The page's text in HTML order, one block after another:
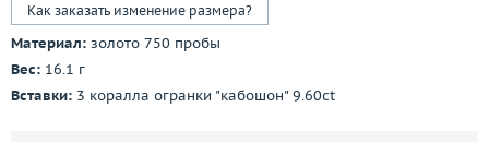
Как заказать изменение размера?
Материал: золото 750 пробы
Вес: 16.1 г
Вставки: 3 коралла огранки "кабошон" 9.60ct